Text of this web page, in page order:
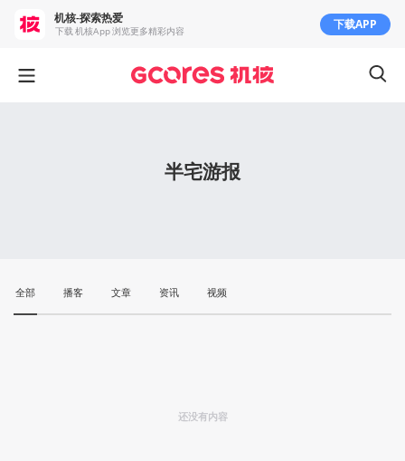
半宅游报
全部 播客 文章 资讯 视频
还没有内容
机核-探索热爱
下载 机核App 浏览更多精彩内容 下载APP